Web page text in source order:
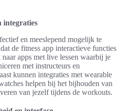
integraties
en meeslepend mogelijk te
de fitness app interactieve functies
apps met live lessen waarbij je
met instructeurs en
kunnen integraties met wearable
helpen bij het bijhouden van
van jezelf tijdens de workouts.